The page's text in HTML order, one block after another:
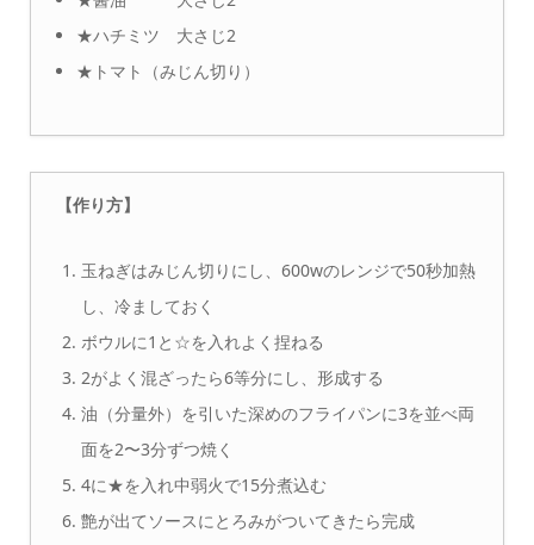
★ハチミツ 大さじ2
★トマト（みじん切り）
【作り方】
玉ねぎはみじん切りにし、600wのレンジで50秒加熱
し、冷ましておく
ボウルに1と☆を入れよく捏ねる
2がよく混ざったら6等分にし、形成する
油（分量外）を引いた深めのフライパンに3を並べ両
面を2〜3分ずつ焼く
4に★を入れ中弱火で15分煮込む
艶が出てソースにとろみがついてきたら完成